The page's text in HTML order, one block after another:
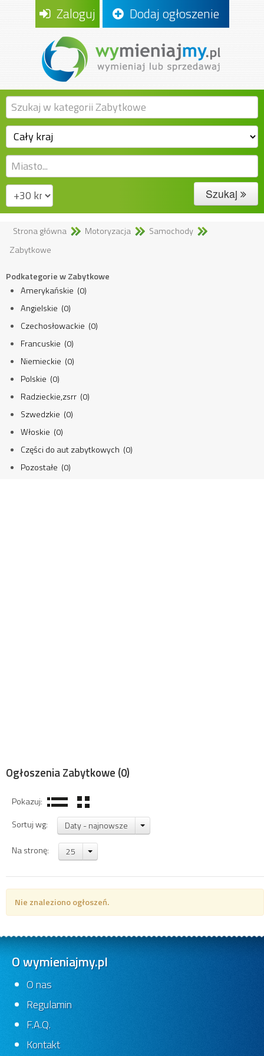
Zaloguj Dodaj ogłoszenie
Szukaj
Strona główna Motoryzacja
Samochody
Zabytkowe
Podkategorie w Zabytkowe
Amerykańskie (0)
Angielskie (0)
Czechosłowackie (0)
Francuskie (0)
Niemieckie (0)
Polskie (0)
Radzieckie,zsrr (0)
Szwedzkie (0)
Włoskie (0)
Części do aut zabytkowych (0)
Pozostałe (0)
Ogłoszenia Zabytkowe (0)
Pokazuj:
Sortuj wg:
Daty - najnowsze
Na stronę: 25
Nie znaleziono ogłoszeń.
O wymieniajmy.pl
O nas
Regulamin
F.A.Q.
Kontakt